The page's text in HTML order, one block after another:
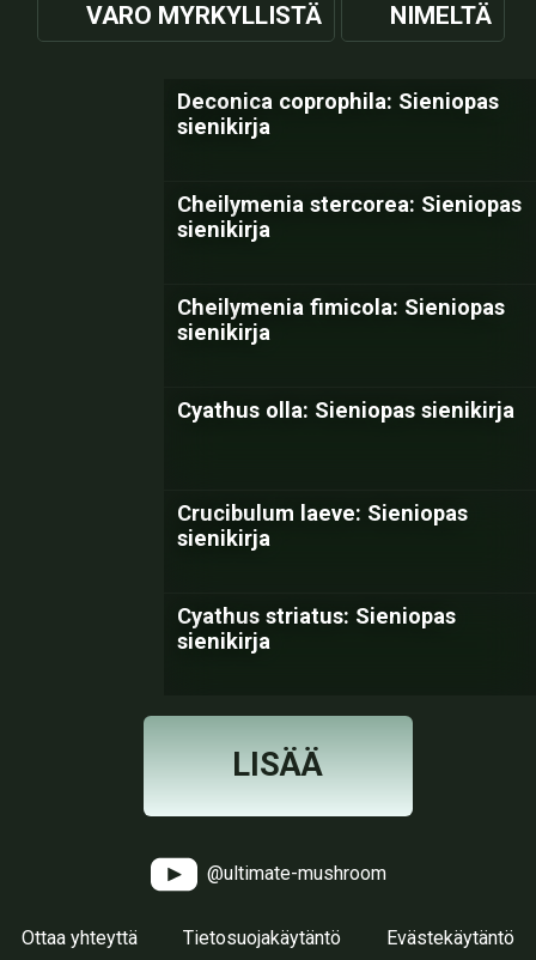
VARO MYRKYLLISTÄ NIMELTÄ
Deconica coprophila: Sieniopas
sienikirja
Cheilymenia stercorea: Sieniopas
sienikirja
Cheilymenia fimicola: Sieniopas
sienikirja
Cyathus olla: Sieniopas sienikirja
Crucibulum laeve: Sieniopas
sienikirja
Cyathus striatus: Sieniopas
sienikirja
LISÄÄ
@ultimate-mushroom
Ottaa yhteyttä Tietosuojakäytäntö Evästekäytäntö